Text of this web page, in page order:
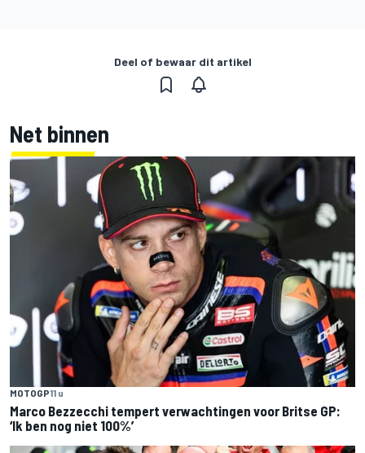
Deel of bewaar dit artikel
Net binnen
MOTOGP11 u
Marco Bezzecchi tempert verwachtingen voor Britse GP:
‘Ik ben nog niet 100%’